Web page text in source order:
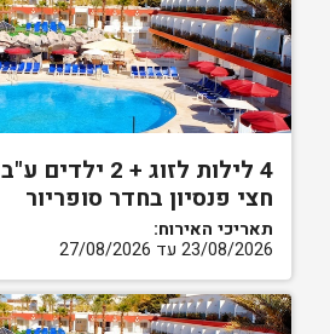
4 לילות לזוג + 2 ילדים ע"ב
חצי פנסיון בחדר סופריור
תאריכי האירוח:
23/08/2026 עד 27/08/2026